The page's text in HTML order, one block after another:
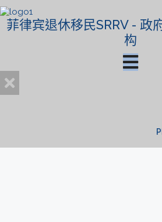
菲律宾退休移民SRRV - 政
构